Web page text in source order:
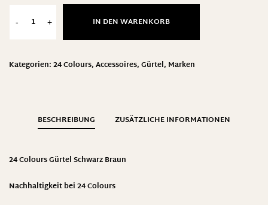
- + IN DEN WARENKORB
Kategorien:24 Colours,Accessoires,Gürtel, Marken
BESCHREIBUNG ZUSÄTZLICHE INFORMATIONEN
24 Colours Gürtel Schwarz Braun
Nachhaltigkeit bei 24 Colours